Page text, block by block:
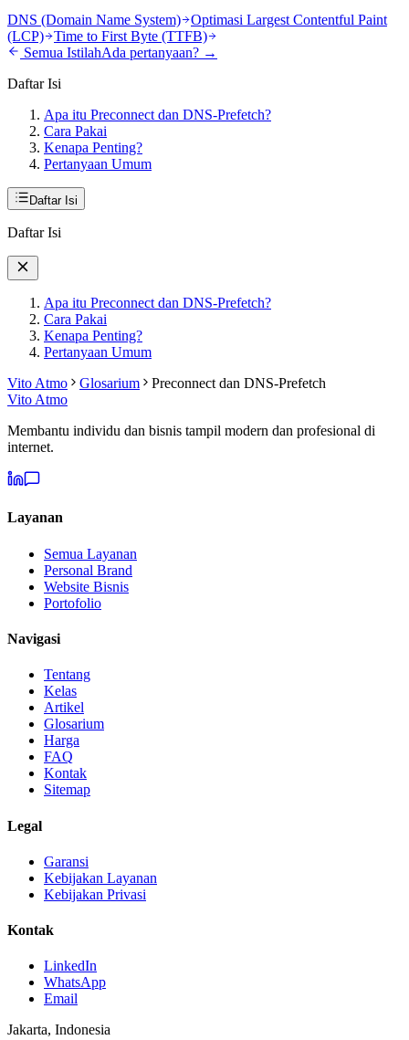
DNS (Domain Name System)
Optimasi Largest Contentful Paint
(LCP)
Time to First Byte (TTFB)
Semua IstilahAda pertanyaan? →
Daftar Isi
Apa itu Preconnect dan DNS-Prefetch?
Cara Pakai
Kenapa Penting?
Pertanyaan Umum
Daftar Isi
Daftar Isi
Apa itu Preconnect dan DNS-Prefetch?
Cara Pakai
Kenapa Penting?
Pertanyaan Umum
Vito Atmo
Glosarium
Preconnect dan DNS-Prefetch
Vito Atmo
Membantu individu dan bisnis tampil modern dan profesional di
internet.
Layanan
Semua Layanan
Personal Brand
Website Bisnis
Portofolio
Navigasi
Tentang
Kelas
Artikel
Glosarium
Harga
FAQ
Kontak
Sitemap
Legal
Garansi
Kebijakan Layanan
Kebijakan Privasi
Kontak
LinkedIn
WhatsApp
Email
Jakarta, Indonesia